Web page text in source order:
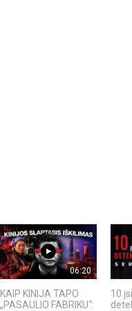
06:20
KAIP KINIJA TAPO
„PASAULIO FABRIKU“:
10